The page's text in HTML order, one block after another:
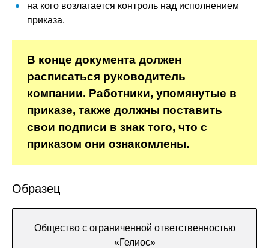
на кого возлагается контроль над исполнением
приказа.
В конце документа должен
расписаться руководитель
компании. Работники, упомянутые в
приказе, также должны поставить
свои подписи в знак того, что с
приказом они ознакомлены.
Образец
Общество с ограниченной ответственностью
«Гелиос»